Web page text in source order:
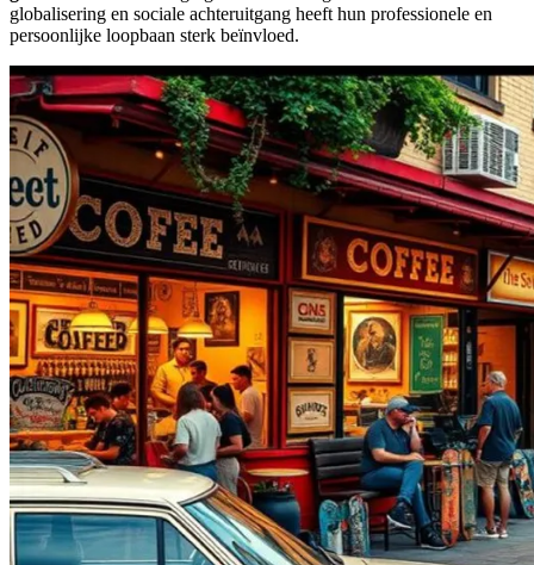
globalisering en sociale achteruitgang heeft hun professionele en
persoonlijke loopbaan sterk beïnvloed.